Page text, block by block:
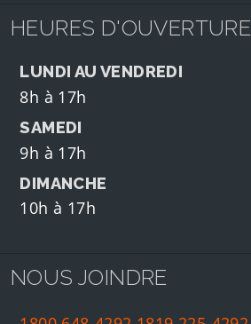
HEURES D'OUVERTURE
LUNDI AU VENDREDI
8h à 17h
SAMEDI
9h à 17h
DIMANCHE
10h à 17h
NOUS JOINDRE